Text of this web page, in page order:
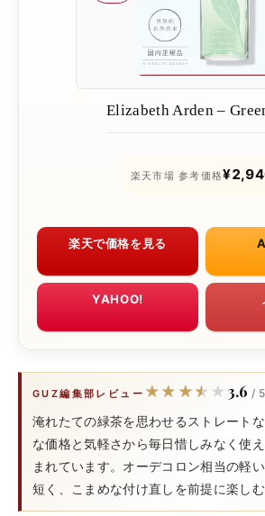
Elizabeth Arden –
楽天市場 参考価格
楽天で価格を見る
YAHOO!
GUZ編集部レビュー ★★★★★
★★★★★ 3.6 / 5
淹れたての緑茶を思わせるストレート
な価格と気軽さから毎日惜しみなく使
まれています。オーデコロン相当の軽
短く、こまめな付け直しを前提に楽しむ